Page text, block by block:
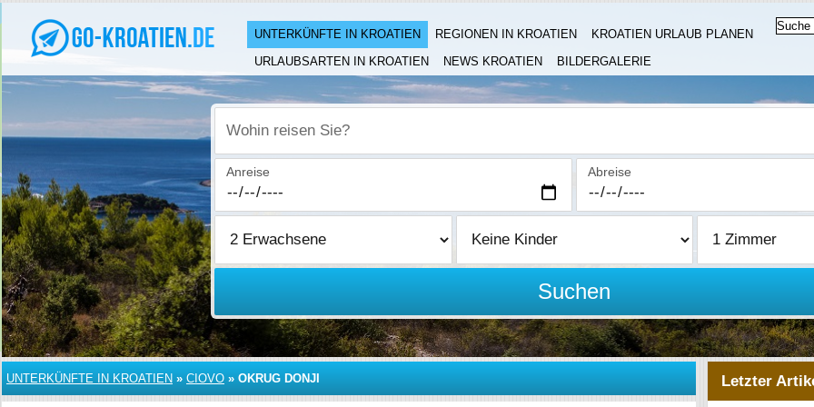
UNTERKÜNFTE IN KROATIEN REGIONEN IN KROATIEN
KROATIEN URLAUB PLANEN
URLAUBSARTEN IN KROATIEN
NEWS KROATIEN BILDERGALERIE
Wohin reisen Sie?
Anreise Abreise
Suchen
UNTERKÜNFTE IN KROATIEN » CIOVO » OKRUG DONJI Letzter